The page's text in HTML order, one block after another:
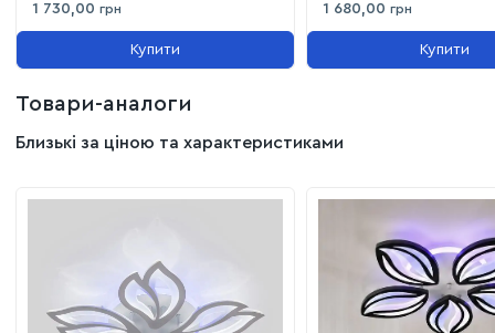
1 730,00 грн
Купити
1 680,00 грн
Купити
Товари-аналоги
Близькі за ціною та характеристиками